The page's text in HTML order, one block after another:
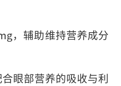
，辅助维持营养成分
眼部营养的吸收与利